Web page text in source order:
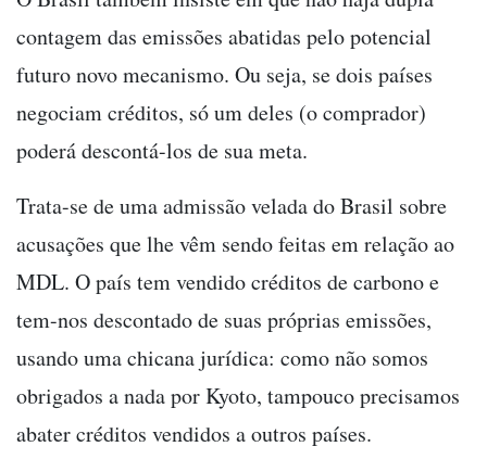
contagem das emissões abatidas pelo potencial
futuro novo mecanismo. Ou seja, se dois países
negociam créditos, só um deles (o comprador)
poderá descontá-los de sua meta.
Trata-se de uma admissão velada do Brasil sobre
acusações que lhe vêm sendo feitas em relação ao
MDL. O país tem vendido créditos de carbono e
tem-nos descontado de suas próprias emissões,
usando uma chicana jurídica: como não somos
obrigados a nada por Kyoto, tampouco precisamos
abater créditos vendidos a outros países.